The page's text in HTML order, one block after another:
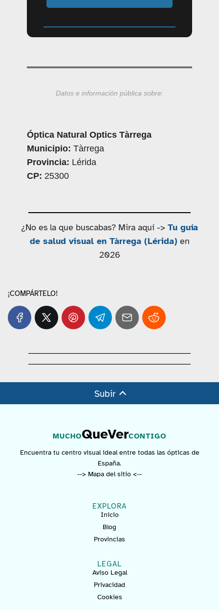
Datos e información pública sobre:
Óptica Natural Optics Tàrrega
Municipio: Tàrrega
Provincia: Lérida
CP: 25300
¿No es la que buscabas? Mira aquí -> Tu guía
de salud visual en Tàrrega (Lérida) en
2026
¡COMPÁRTELO!
Subir
MUCHOQueVerCONTIGO
Encuentra tu centro visual ideal entre todas las ópticas de
España.
--> Mapa del sitio <--
EXPLORA
Inicio
Blog
Provincias
LEGAL
Aviso Legal
Privacidad
Cookies